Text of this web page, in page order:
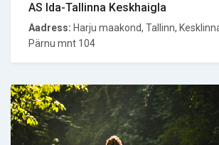
AS Ida-Tallinna Keskhaigla
Aadress: Harju maakond, Tallinn,
Pärnu mnt 104